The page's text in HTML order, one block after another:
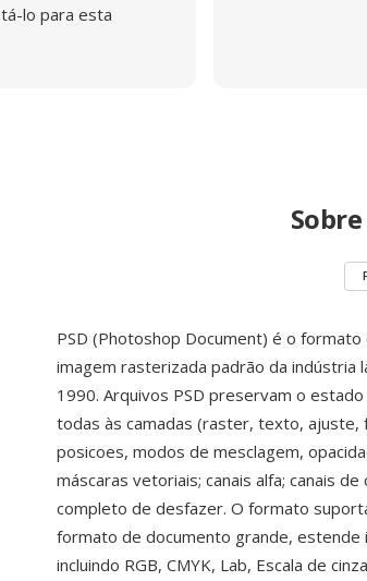
lo para esta
PSD (Photoshop Document) é o
imagem rasterizada padrão da indústria
1990. Arquivos PSD preservam o
todas às camadas (raster, texto,
posicoes, modos de mesclagem,
máscaras vetoriais; canais alfa; canais
completo de desfazer. O formato
formato de documento grande,
incluindo RGB, CMYK, Lab, Escala de